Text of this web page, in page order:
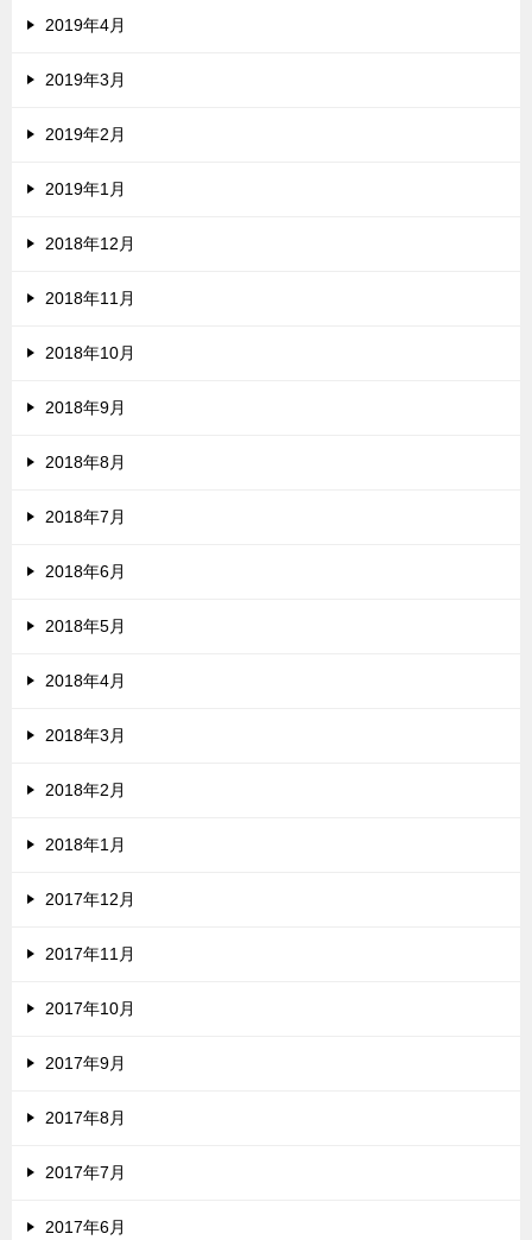
2019年4月
2019年3月
2019年2月
2019年1月
2018年12月
2018年11月
2018年10月
2018年9月
2018年8月
2018年7月
2018年6月
2018年5月
2018年4月
2018年3月
2018年2月
2018年1月
2017年12月
2017年11月
2017年10月
2017年9月
2017年8月
2017年7月
2017年6月